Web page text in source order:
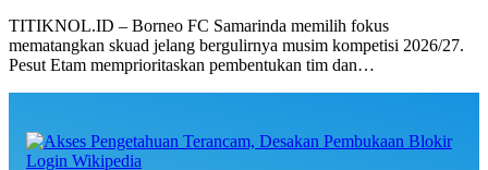
TITIKNOL.ID – Borneo FC Samarinda memilih fokus
mematangkan skuad jelang bergulirnya musim kompetisi 2026/27.
Pesut Etam memprioritaskan pembentukan tim dan…